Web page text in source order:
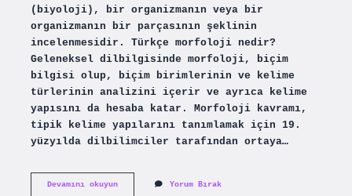
(biyoloji), bir organizmanın veya bir
organizmanın bir parçasının şeklinin
incelenmesidir. Türkçe morfoloji nedir?
Geleneksel dilbilgisinde morfoloji, biçim
bilgisi olup, biçim birimlerinin ve kelime
türlerinin analizini içerir ve ayrıca kelime
yapısını da hesaba katar. Morfoloji kavramı,
tipik kelime yapılarını tanımlamak için 19.
yüzyılda dilbilimciler tarafından ortaya…
Devamını okuyunMorfoloji
Yorum Bırak